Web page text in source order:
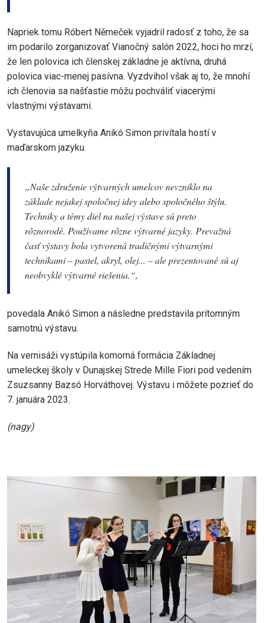
Napriek tomu Róbert Němeček vyjadril radosť z toho, že sa
im podarilo zorganizovať Vianočný salón 2022, hoci ho mrzí,
že len polovica ich členskej základne je aktívna, druhá
polovica viac-menej pasívna. Vyzdvihol však aj to, že mnohí
ich členovia sa našťastie môžu pochváliť viacerými
vlastnými výstavami.
Vystavujúca umelkyňa Anikó Simon privítala hostí v
maďarskom jazyku.
„Naše združenie výtvarných umelcov nevzniklo na
základe nejakej spoločnej idey alebo spoločného štýlu.
Techniky a témy diel na našej výstave sú preto
rôznorodé. Používame rôzne výtvarné jazyky. Prevažná
časť výstavy bola vytvorená tradičnými výtvarnými
technikami – pastel, akryl, olej... – ale prezentované sú aj
neobvyklé výtvarné riešenia.“,
povedala Anikó Simon a následne predstavila prítomným
samotnú výstavu.
Na vernisáži vystúpila komorná formácia Základnej
umeleckej školy v Dunajskej Strede Mille Fiori pod vedením
Zsuzsanny Bazsó Horváthovej. Výstavu i môžete pozrieť do
7. januára 2023.
(nagy)